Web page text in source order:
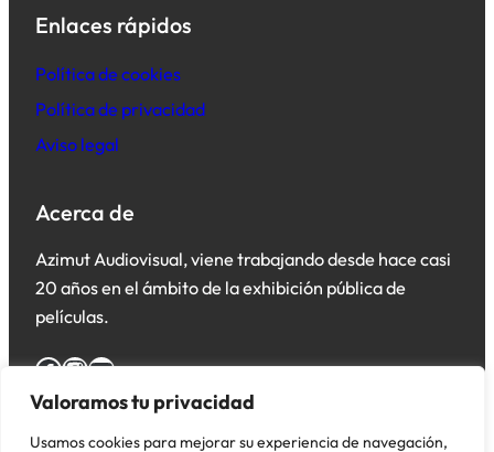
Valoramos tu privacidad
Usamos cookies para mejorar su experiencia de navegación,
Enlaces rápidos
Política de cookies
Política de privacidad
Aviso legal
Acerca de
Azimut Audiovisual, viene trabajando desde hace casi
20 años en el ámbito de la exhibición pública de
películas.
Facebook InstagramYouTube